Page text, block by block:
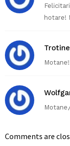
hotare!
Comments are